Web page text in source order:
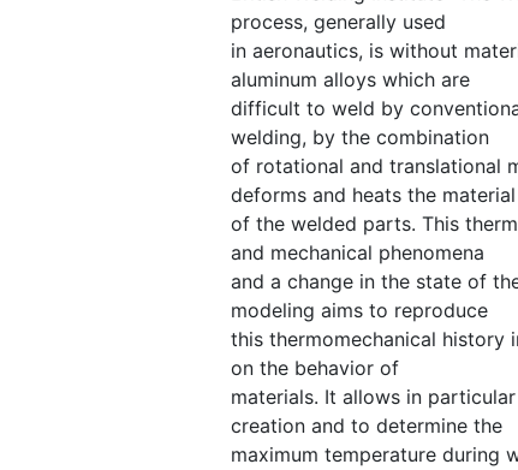
process, generally used
in aeronautics, is without
aluminum alloys which are
difficult to weld by
welding, by the combination
of rotational and translational
deforms and heats the material
of the welded parts. This
and mechanical phenomena
and a change in the state of
modeling aims to reproduce
this thermomechanical
on the behavior of
materials. It allows in
creation and to determine the
maximum temperature during